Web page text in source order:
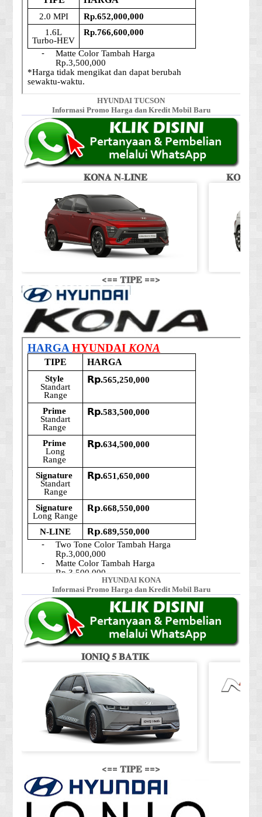
HYUNDAI TUCSON
Informasi Promo Harga dan Kredit Mobil Baru
𝐊𝐎𝐍𝐀 𝐍-𝐋𝐈𝐍𝐄 𝐊𝐎𝐍𝐀
<== 𝐓𝐈𝐏𝐄 ==>
HYUNDAI KONA
Informasi Promo Harga dan Kredit Mobil Baru
𝐈𝐎𝐍𝐈𝐐 𝟓 𝐁𝐀𝐓𝐈𝐊
<== 𝐓𝐈𝐏𝐄 ==>